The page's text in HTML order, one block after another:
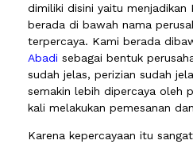
dimiliki disini yaitu menjadikan
berada di bawah nama
terpercaya. Kami berada
Abadi sebagai bentuk
sudah jelas, perizian sudah
semakin lebih dipercaya oleh
kali melakukan pemesanan
Karena kepercayaan itu